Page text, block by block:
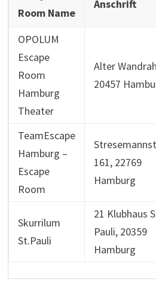
Room Name
Anschrift
OPOLUM
Escape
Room
Hamburg
Theater
Alter
20457
TeamEscape
Hamburg –
Escape
Room
161, 22769
Hamburg
Skurrilum
St.Pauli
21 Klubhaus
Pauli, 20359
Hamburg